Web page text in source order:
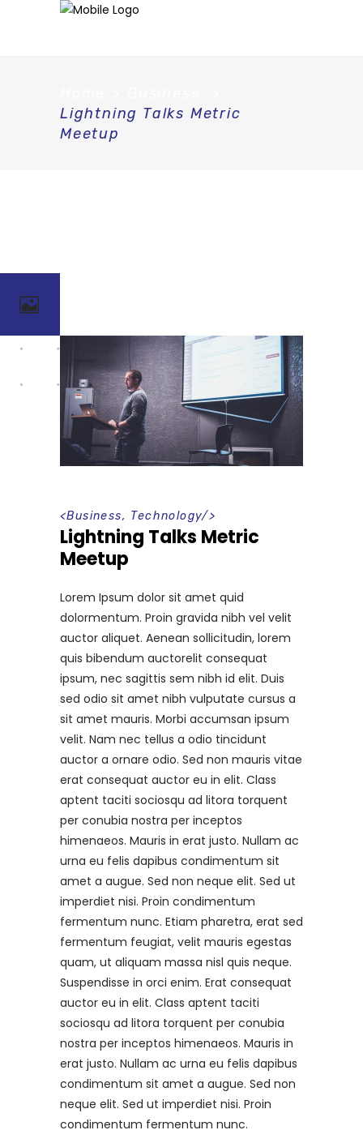
Lightning Talks Metric
Meetup
<Business, Technology/>
Lightning Talks Metric
Meetup
Lorem Ipsum dolor sit amet quid
dolormentum. Proin gravida nibh vel velit
auctor aliquet. Aenean sollicitudin, lorem
quis bibendum auctorelit consequat
ipsum, nec sagittis sem nibh id elit. Duis
sed odio sit amet nibh vulputate cursus a
sit amet mauris. Morbi accumsan ipsum
velit. Nam nec tellus a odio tincidunt
auctor a ornare odio. Sed non mauris vitae
erat consequat auctor eu in elit. Class
aptent taciti sociosqu ad litora torquent
per conubia nostra per inceptos
himenaeos. Mauris in erat justo. Nullam ac
urna eu felis dapibus condimentum sit
amet a augue. Sed non neque elit. Sed ut
imperdiet nisi. Proin condimentum
fermentum nunc. Etiam pharetra, erat sed
fermentum feugiat, velit mauris egestas
quam, ut aliquam massa nisl quis neque.
Suspendisse in orci enim. Erat consequat
auctor eu in elit. Class aptent taciti
sociosqu ad litora torquent per conubia
nostra per inceptos himenaeos. Mauris in
erat justo. Nullam ac urna eu felis dapibus
condimentum sit amet a augue. Sed non
neque elit. Sed ut imperdiet nisi. Proin
condimentum fermentum nunc.